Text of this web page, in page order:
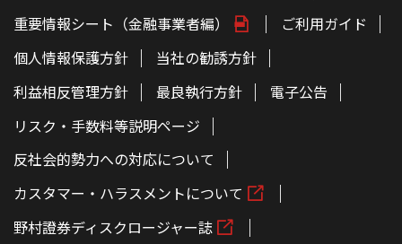
重要情報シート（金融事業者編）
ご利用ガイド
個人情報保護方針
当社の勧誘方針
利益相反管理方針
最良執行方針
電子公告
リスク・手数料等説明ページ
反社会的勢力への対応について
カスタマー・ハラスメントについて
野村證券ディスクロージャー誌